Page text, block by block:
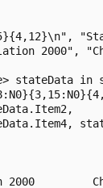
2000",
stateData in